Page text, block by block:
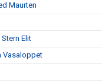
Maurten
Elit
Vasaloppet